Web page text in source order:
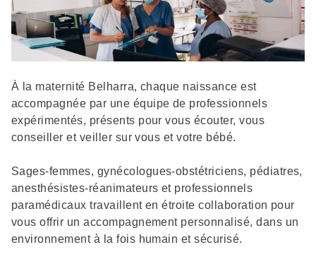
Description
À la maternité Belharra, chaque naissance est
accompagnée par une équipe de professionnels
expérimentés, présents pour vous écouter, vous
conseiller et veiller sur vous et votre bébé.
Sages-femmes, gynécologues-obstétriciens, pédiatres,
anesthésistes-réanimateurs et professionnels
paramédicaux travaillent en étroite collaboration pour
vous offrir un accompagnement personnalisé, dans un
environnement à la fois humain et sécurisé.